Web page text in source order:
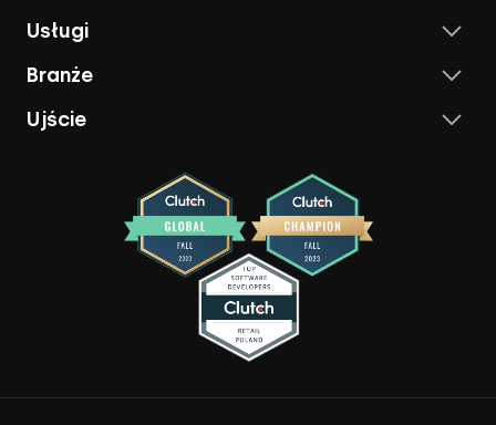
Usługi
Branże
Ujście